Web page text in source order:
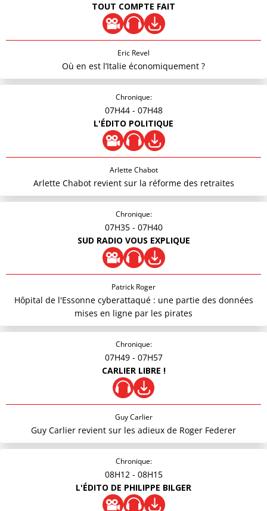
TOUT COMPTE FAIT
Eric Revel
Où en est l’Italie économiquement ?
Chronique:
07H44 - 07H48
L'ÉDITO POLITIQUE
Arlette Chabot
Arlette Chabot revient sur la réforme des retraites
Chronique:
07H35 - 07H40
SUD RADIO VOUS EXPLIQUE
Patrick Roger
Hôpital de l'Essonne cyberattaqué : une partie des données
mises en ligne par les pirates
Chronique:
07H49 - 07H57
CARLIER LIBRE !
Guy Carlier
Guy Carlier revient sur les adieux de Roger Federer
Chronique:
08H12 - 08H15
L'ÉDITO DE PHILIPPE BILGER